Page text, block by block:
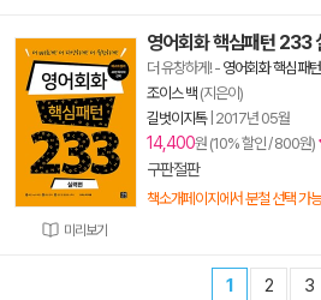
미리보기
영어회화 핵심패턴 233
더 유창하게!- 영어회화 핵심패
조이스 백 (지은이)
길벗이지톡| 2017년 05월
14,400원 (10% 할인 / 800원)
구판절판
책소개페이지에서 분철 선택 가능
1 2 3